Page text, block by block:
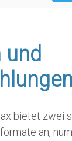
und
bietet zwei
an,